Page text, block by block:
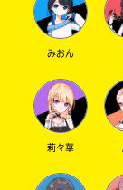
みおん
莉々華